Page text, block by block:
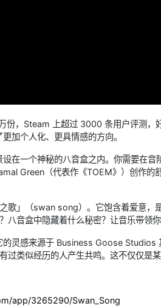
份，Steam 上超过 3000 条用户评测，
加个人化、更具情感的方向。
在一个神秘的八音盒之内。你需要在
Green（代表作《TOEM》）创作
歌」（swan song）。它饱含着爱意，
八音盒中隐藏着什么秘密？让音乐带领
灵感来源于 Business Goose Studios
过类似经历的人产生共鸣。这不仅仅是
app/3265290/Swan_Song